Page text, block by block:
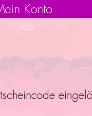
Konto